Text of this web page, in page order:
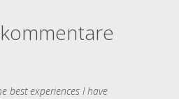
best experiences I have